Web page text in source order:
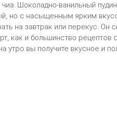
Шоколадно-ванильный
но с насыщенным ярким
на завтрак или перекус. Он
как и большинство
утро вы получите вкусное и